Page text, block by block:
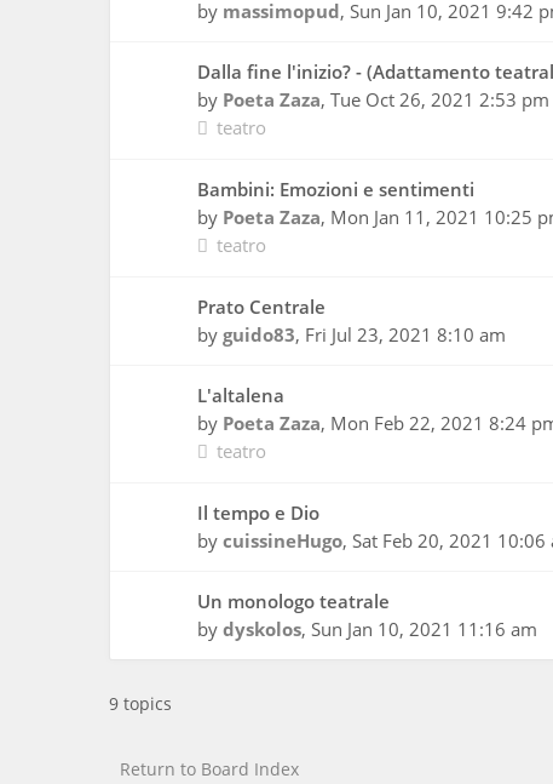
by massimopud, Sun Jan 10, 2021 9:42
Dalla fine l'inizio? - (Adattamento
by Poeta Zaza, Tue Oct 26, 2021 2:53 pm
teatro
Bambini: Emozioni e sentimenti
by Poeta Zaza, Mon Jan 11, 2021 10:25
teatro
Prato Centrale
by guido83, Fri Jul 23, 2021 8:10 am
L'altalena
by Poeta Zaza, Mon Feb 22, 2021 8:24
teatro
Il tempo e Dio
by cuissineHugo, Sat Feb 20, 2021 10:06
Un monologo teatrale
by dyskolos, Sun Jan 10, 2021 11:16 am
9 topics
Return to Board Index